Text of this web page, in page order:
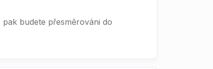
budete přesměrováni do